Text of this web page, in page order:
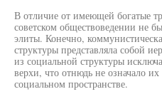
В отличие от имеющей богатые
советском обществоведении не
элиты. Конечно,
структуры представляла собой
из социальной структуры
верхи, что отнюдь не означало их
социальном пространстве.